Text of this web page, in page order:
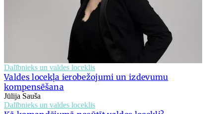
Dalībnieks un valdes loceklis
Valdes locekļa ierobežojumi un izdevumu
kompensēšana
Jūlija Sauša
Dalībnieks un valdes loceklis